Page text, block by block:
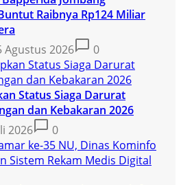
Raibnya Rp124 Miliar
Agustus 2026 0
Status Siaga Darurat
dan Kebakaran 2026
2026 0